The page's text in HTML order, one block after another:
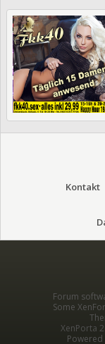
Kontakt
Forum
Some
XenPorta 2